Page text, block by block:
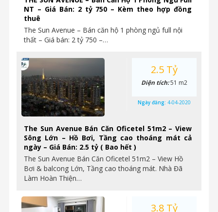
NT – Giá Bán: 2 tỷ 750 – Kèm theo hợp đồng
thuê
The Sun Avenue – Bán căn hộ 1 phòng ngủ full nội
thất – Giá bán: 2 tỷ 750 –…
The Sun Avenue Bán Căn Oficetel 51m2 – View
Sông Lớn – Hồ Bơi, Tầng cao thoáng mát cả
ngày – Giá Bán: 2.5 tỷ ( Bao hết )
The Sun Avenue Bán Căn Oficetel 51m2 – View Hồ
Bơi & balcong Lớn, Tầng cao thoáng mát. Nhà Đã
Làm Hoàn Thiện…
2.5 Tỷ
Diện tích:51 m2
Ngày đăng: 4-04-2020
3.8 Tỷ